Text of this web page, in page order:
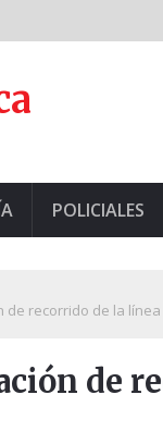
POLICIALES
de recorrido de la línea
de